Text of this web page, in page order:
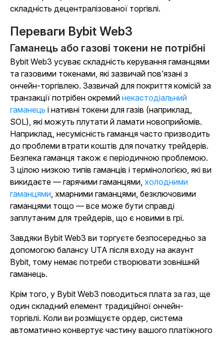
складність децентралізованої торгівлі.
Переваги Bybit Web3
Гаманець або газові токени не потрібні
Bybit Web3 усуває складність керування гаманцями
та газовими токенами, які зазвичай пов’язані з
ончейн-торгівлею. Зазвичай для покриття комісій за
транзакції потрібен окремий некастодіальний
гаманець і нативні токени для газів (наприклад,
SOL), які можуть плутати й ламати новоприйомів.
Наприклад, несумісність гаманця часто призводить
до проблеми втрати коштів для початку трейдерів.
Безпека гаманця також є періодичною проблемою.
З цілою низкою типів гаманців і термінологією, які ви
викидаєте — гарячими гаманцями, холодними
гаманцями, хмарними гаманцями, безключовими
гаманцями тощо — все може бути справді
заплутаним для трейдерів, що є новими в грі.
Завдяки Bybit Web3 ви торгуєте безпосередньо за
допомогою балансу UTA після входу на акаунт
Bybit, тому немає потреби створювати зовнішній
гаманець.
Крім того, у Bybit Web3 поводиться плата за газ, ще
один складний елемент традиційної ончейн-
торгівлі. Коли ви розміщуєте ордер, система
автоматично конвертує частину вашого платіжного